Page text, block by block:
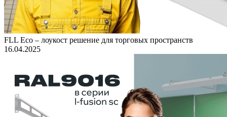
FLL Eco – лоукост решение для торговых пространств
16.04.2025